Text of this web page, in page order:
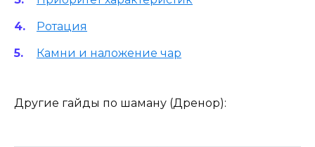
Ротация
Камни и наложение чар
Другие гайды по шаману (Дренор):